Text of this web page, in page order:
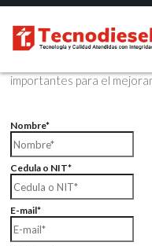
Contáctenos Vía
Envíenos sus datos con
importantes para el
Nombre*
Cedula o NIT*
E-mail*